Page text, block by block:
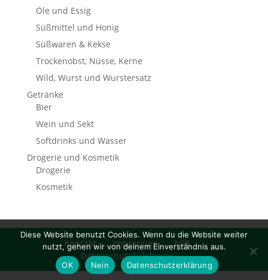
Öle und Essig
Süßmittel und Honig
Süßwaren & Kekse
Trockenobst, Nüsse, Kerne
Wild, Wurst und Wurstersatz
Getränke
Bier
Wein und Sekt
Softdrinks und Wasser
Drogerie und Kosmetik
Drogerie
Kosmetik
Kontakt Impressum
AGB
Datenschutzbelehrung
Diese Website benutzt Cookies. Wenn du die Website weiter
nutzt, gehen wir von deinem Einverständnis aus.
OK
Nein Datenschutzerklärung